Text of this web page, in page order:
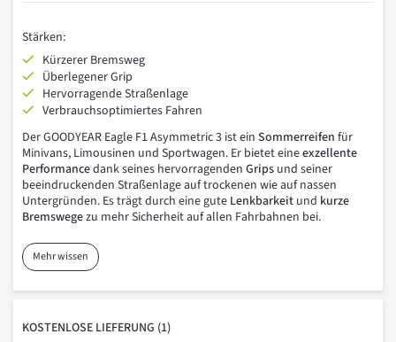
Stärken:
Kürzerer Bremsweg
Überlegener Grip
Hervorragende Straßenlage
Verbrauchsoptimiertes Fahren
Der GOODYEAR Eagle F1 Asymmetric 3 ist ein Sommerreifen für
Minivans, Limousinen und Sportwagen. Er bietet eineexzellente
Performancedank seines hervorragenden Grips und seiner
beeindruckenden Straßenlage auf trockenen wie auf nassen
Untergründen. Es trägt durch eine gute Lenkbarkeit und kurze
Bremswegezu mehr Sicherheit auf allen Fahrbahnen bei.
Mehr wissen
KOSTENLOSE LIEFERUNG (1)